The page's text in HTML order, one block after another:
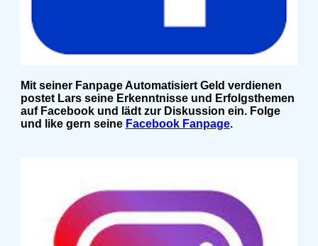
Mit seiner Fanpage Automatisiert Geld verdienen
postet Lars seine Erkenntnisse und Erfolgsthemen
auf Facebook und lädt zur Diskussion ein. Folge
und like gern seine Facebook Fanpage.